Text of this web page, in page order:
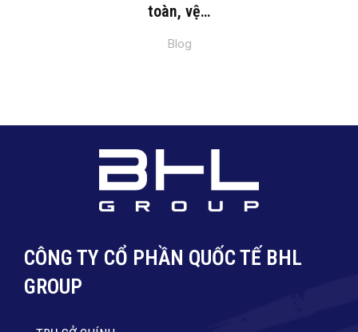
toàn, vệ…
Blog
CÔNG TY CỔ PHẦN QUỐC TẾ BHL
GROUP